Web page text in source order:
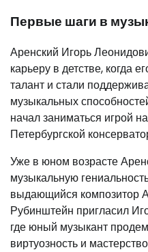
Первые шаги в
Аренский Игорь
карьеру в детстве, когда
талант и стали
музыкальных
начал заниматься игрой
Петербургской
Уже в юном возрасте
музыкальную
выдающийся композитор
Рубинштейн пригласил
где юный музыкант
виртуозность и